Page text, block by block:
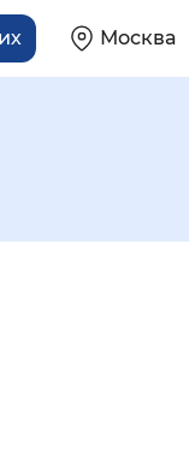
Москва